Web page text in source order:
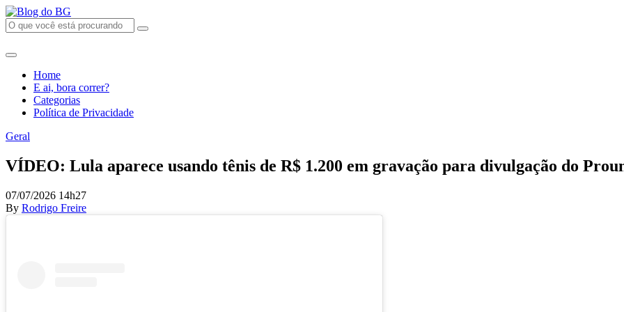
Home
E ai, bora correr?
Categorias
Política de Privacidade
Geral
VÍDEO: Lula aparece usando tênis de R$ 1.200 em gravação para divulgação do
07/07/2026 14h27
By Rodrigo Freire